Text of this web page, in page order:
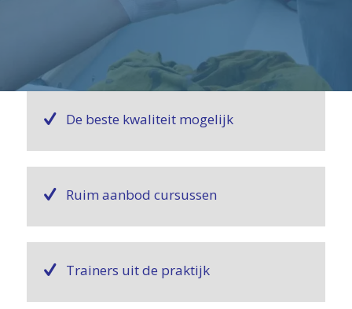
De beste kwaliteit mogelijk
Ruim aanbod cursussen
Trainers uit de praktijk